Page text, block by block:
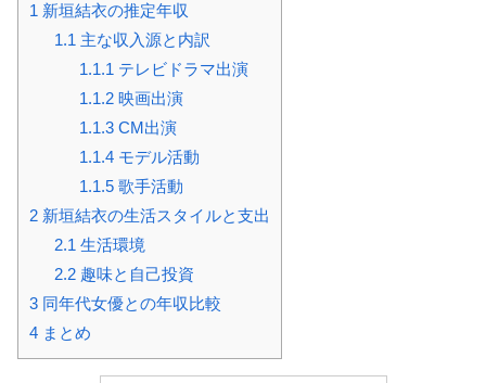
1 新垣結衣の推定年収
1.1 主な収入源と内訳
1.1.1 テレビドラマ出演
1.1.2映画出演
1.1.3CM出演
1.1.4モデル活動
1.1.5歌手活動
2 新垣結衣の生活スタイルと支出
2.1 生活環境
2.2趣味と自己投資
3 同年代女優との年収比較
4 まとめ